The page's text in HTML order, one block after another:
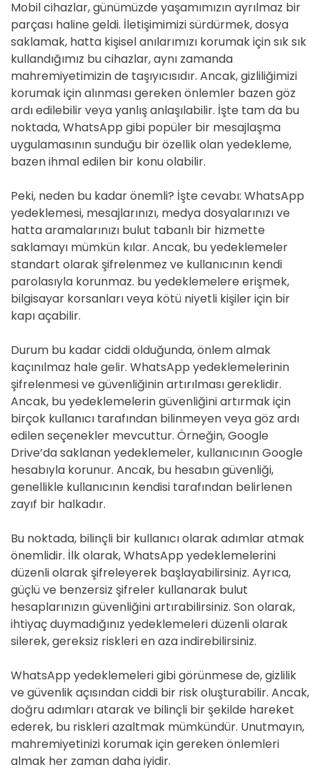
Mobil cihazlar, günümüzde yaşamımızın ayrılmaz bir
parçası haline geldi. İletişimimizi sürdürmek, dosya
saklamak, hatta kişisel anılarımızı korumak için sık sık
kullandığımız bu cihazlar, aynı zamanda
mahremiyetimizin de taşıyıcısıdır. Ancak, gizliliğimizi
korumak için alınması gereken önlemler bazen göz
ardı edilebilir veya yanlış anlaşılabilir. İşte tam da bu
noktada, WhatsApp gibi popüler bir mesajlaşma
uygulamasının sunduğu bir özellik olan yedekleme,
bazen ihmal edilen bir konu olabilir.
Peki, neden bu kadar önemli? İşte cevabı: WhatsApp
yedeklemesi, mesajlarınızı, medya dosyalarınızı ve
hatta aramalarınızı bulut tabanlı bir hizmette
saklamayı mümkün kılar. Ancak, bu yedeklemeler
standart olarak şifrelenmez ve kullanıcının kendi
parolasıyla korunmaz. bu yedeklemelere erişmek,
bilgisayar korsanları veya kötü niyetli kişiler için bir
kapı açabilir.
Durum bu kadar ciddi olduğunda, önlem almak
kaçınılmaz hale gelir. WhatsApp yedeklemelerinin
şifrelenmesi ve güvenliğinin artırılması gereklidir.
Ancak, bu yedeklemelerin güvenliğini artırmak için
birçok kullanıcı tarafından bilinmeyen veya göz ardı
edilen seçenekler mevcuttur. Örneğin, Google
Drive’da saklanan yedeklemeler, kullanıcının Google
hesabıyla korunur. Ancak, bu hesabın güvenliği,
genellikle kullanıcının kendisi tarafından belirlenen
zayıf bir halkadır.
Bu noktada, bilinçli bir kullanıcı olarak adımlar atmak
önemlidir. İlk olarak, WhatsApp yedeklemelerini
düzenli olarak şifreleyerek başlayabilirsiniz. Ayrıca,
güçlü ve benzersiz şifreler kullanarak bulut
hesaplarınızın güvenliğini artırabilirsiniz. Son olarak,
ihtiyaç duymadığınız yedeklemeleri düzenli olarak
silerek, gereksiz riskleri en aza indirebilirsiniz.
WhatsApp yedeklemeleri gibi görünmese de, gizlilik
ve güvenlik açısından ciddi bir risk oluşturabilir. Ancak,
doğru adımları atarak ve bilinçli bir şekilde hareket
ederek, bu riskleri azaltmak mümkündür. Unutmayın,
mahremiyetinizi korumak için gereken önlemleri
almak her zaman daha iyidir.